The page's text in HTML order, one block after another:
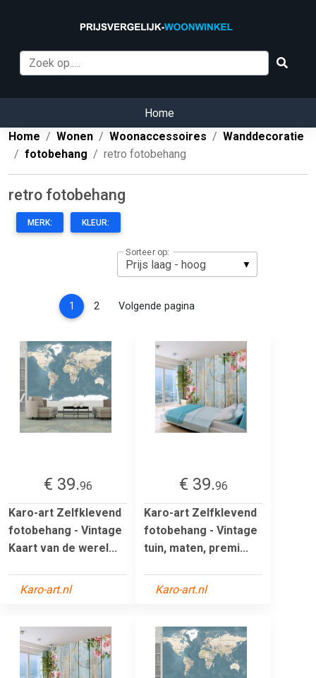
Home
Home
Wonen Woonaccessoires
Wanddecoratie
fotobehang
retro fotobehang
retro fotobehang
MERK: KLEUR:
Sorteer op:
1 (current)
2 Volgende pagina
€ 39.96
Karo-art Zelfklevend
fotobehang - Vintage
Kaart van de werel...
Karo-art.nl
€ 39.96
Karo-art Zelfklevend
fotobehang - Vintage
tuin, maten, premi...
Karo-art.nl